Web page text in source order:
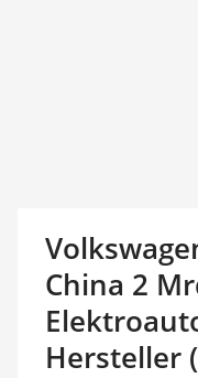
China 2
Hersteller